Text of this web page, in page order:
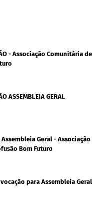
- Associação Comunitária de
ASSEMBLEIA GERAL
Geral - Associação
Bom Futuro
para Assembleia Geral